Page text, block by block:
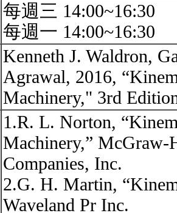
每週三 14:00~16:30
每週一 14:00~16:30
Kenneth J. Waldron,
Agrawal, 2016,
Machinery," 3rd
1.R. L. Norton,
Machinery,”
Companies, Inc.
2.G. H. Martin,
Waveland Pr Inc.